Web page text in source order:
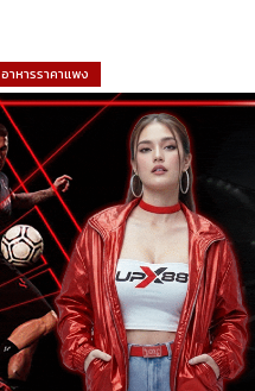
อาหารราคาแพง